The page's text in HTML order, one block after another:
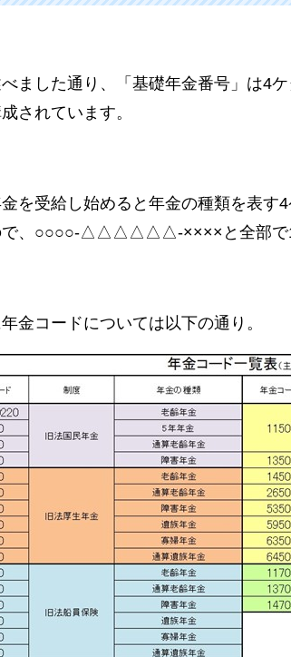
ました通り、「基礎年金番号」は4
されています。
を受給し始めると年金の種類を表す
で、○○○○-△△△△△△-××××と全部で
金コードについては以下の通り。